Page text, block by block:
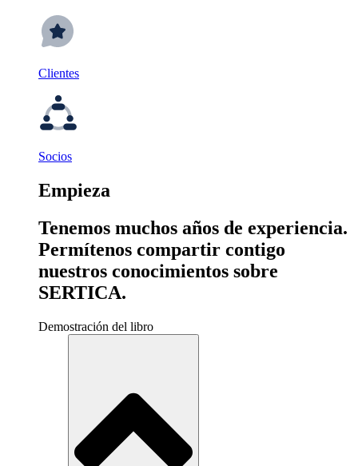
Clientes
Socios
Empieza
Tenemos muchos años de experiencia.
Permítenos compartir contigo
nuestros conocimientos sobre
SERTICA.
Demostración del libro